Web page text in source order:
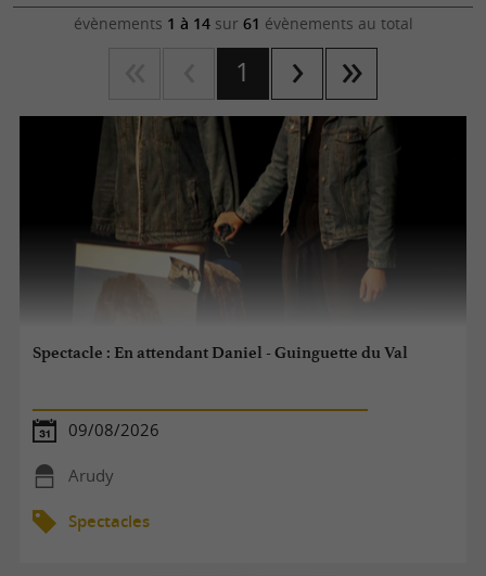
évènements 1 à 14sur 61 évènements au total
1
Spectacle : En attendant Daniel - Guinguette du Val
09/08/2026
Arudy
Spectacles